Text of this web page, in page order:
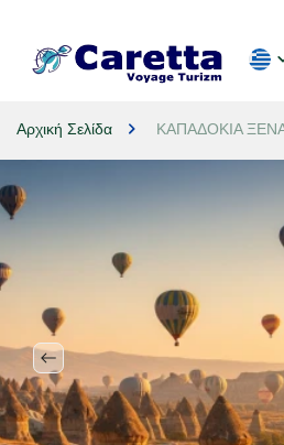
Αρχική Σελίδα ΚΑΠΑΔΟΚΙΑ